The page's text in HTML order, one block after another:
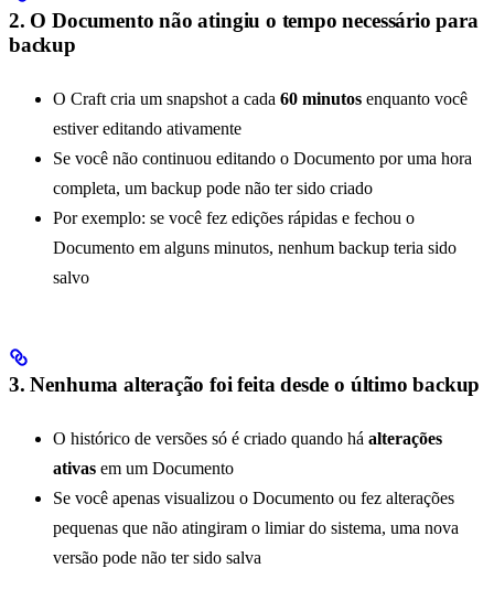
2. O Documento não atingiu o tempo necessário para
backup
O Craft cria um snapshot a cada 60 minutos enquanto você
estiver editando ativamente
Se você não continuou editando o Documento por uma hora
completa, um backup pode não ter sido criado
Por exemplo: se você fez edições rápidas e fechou o
Documento em alguns minutos, nenhum backup teria sido
salvo
3. Nenhuma alteração foi feita desde o último backup
O histórico de versões só é criado quando há alterações
ativas em um Documento
Se você apenas visualizou o Documento ou fez alterações
pequenas que não atingiram o limiar do sistema, uma nova
versão pode não ter sido salva